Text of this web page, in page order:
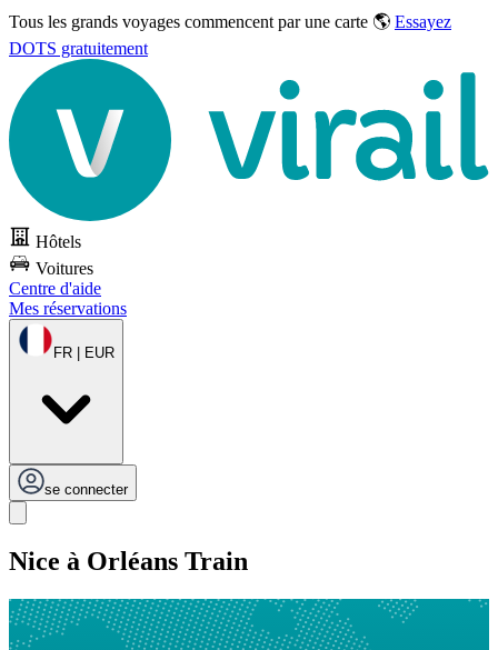
Tous les grands voyages commencent par une carte 🌎 Essayez
DOTS gratuitement
Hôtels
Voitures
Centre d'aide
Mes réservations
FR | EUR
se connecter
Nice à Orléans Train